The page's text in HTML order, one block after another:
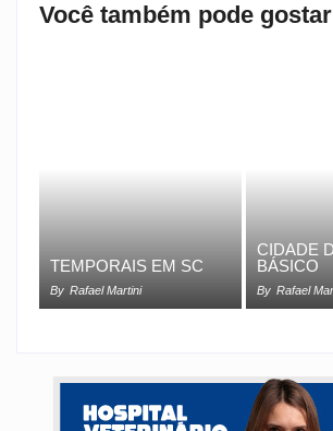
Você também pode
TEMPORAIS EM SC
By Rafael Martini
CIDADE
BÁSICO
By Rafael